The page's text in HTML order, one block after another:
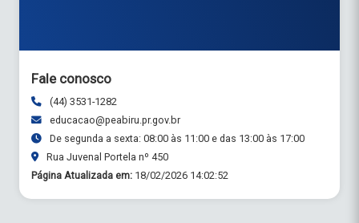
Fale conosco
(44) 3531-1282
educacao@peabiru.pr.gov.br
De segunda a sexta: 08:00 às 11:00 e das 13:00 às 17:00
Rua Juvenal Portela nº 450
Página Atualizada em: 18/02/2026 14:02:52